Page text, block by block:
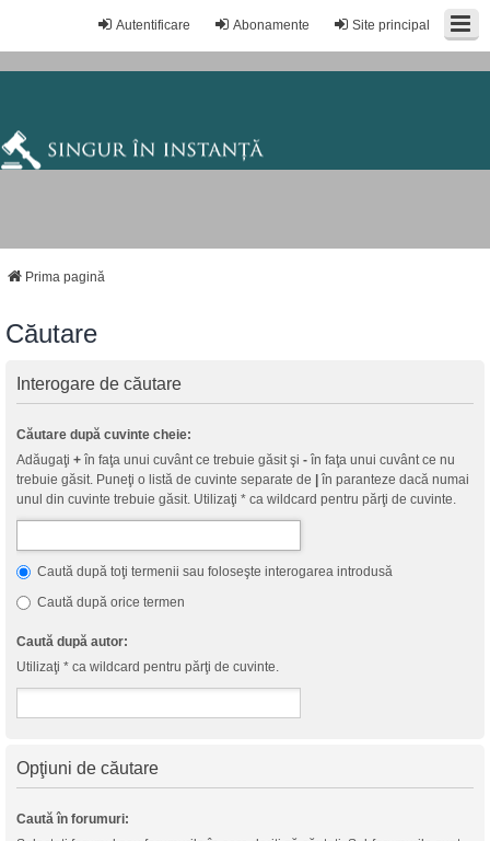
Site principal
Abonamente
Autentificare
Prima pagină
Căutare
Interogare de căutare
Căutare după cuvinte cheie:
Adăugaţi + în faţa unui cuvânt ce trebuie găsit şi - în faţa unui cuvânt ce nu
trebuie găsit. Puneţi o listă de cuvinte separate de
în paranteze dacă numai
unul din cuvinte trebuie găsit. Utilizaţi * ca wildcard pentru părţi de cuvinte.
Caută după toţi termenii sau foloseşte interogarea introdusă
Caută după orice termen
Caută după autor:
Utilizaţi * ca wildcard pentru părţi de cuvinte.
Opţiuni de căutare
Caută în forumuri: